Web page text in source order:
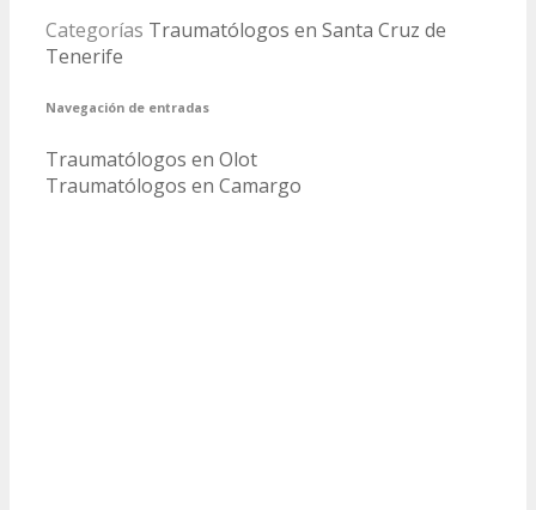
Categorías Traumatólogos en Santa Cruz de
Tenerife
Navegación de entradas
Traumatólogos en Olot
Traumatólogos en Camargo